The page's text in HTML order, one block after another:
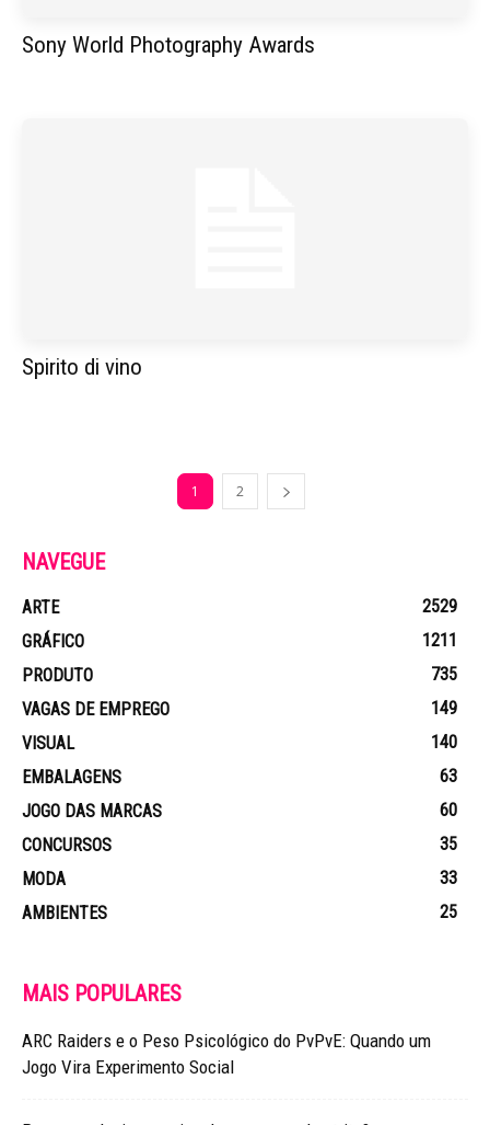
Sony World Photography Awards
Spirito di vino
1 2
NAVEGUE
ARTE
2529
GRÁFICO
1211
PRODUTO
735
VAGAS DE EMPREGO
149
VISUAL
140
EMBALAGENS
63
JOGO DAS MARCAS
60
CONCURSOS
35
MODA
33
AMBIENTES
25
MAIS POPULARES
ARC Raiders e o Peso Psicológico do PvPvE: Quando um
Jogo Vira Experimento Social